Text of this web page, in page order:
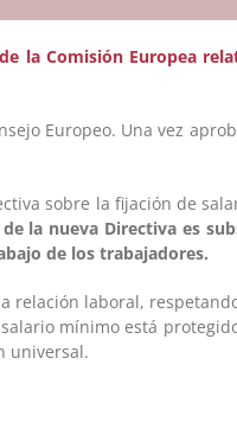
la Comisión Europea
Europeo. Una vez
sobre la fijación de
la nueva Directiva es
de los trabajadores.
relación laboral,
mínimo está
universal.